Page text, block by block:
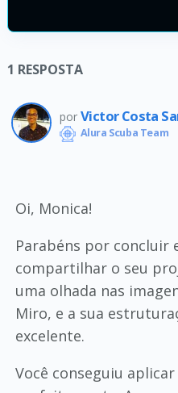
1 RESPOSTA
por Victor Costa
Alura Scuba Team
Oi, Monica!
Parabéns por concluir
compartilhar o seu
uma olhada nas
Miro, e a sua
excelente.
Você conseguiu